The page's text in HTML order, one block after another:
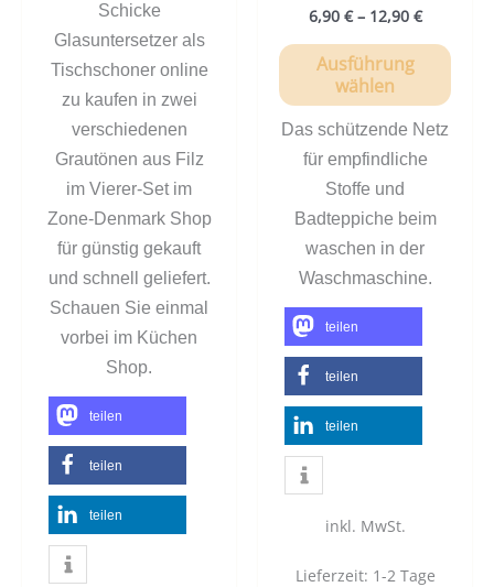
Schicke
Glasuntersetzer als
Tischschoner online
zu kaufen in zwei
verschiedenen
Grautönen aus Filz
im Vierer-Set im
Zone-Denmark Shop
für günstig gekauft
und schnell geliefert.
Schauen Sie einmal
vorbei im Küchen
Shop.
teilen
teilen
teilen
6,90 €– 12,90 €
Ausführung
wählen
Das schützende Netz
für empfindliche
Stoffe und
Badteppiche beim
waschen in der
Waschmaschine.
teilen
teilen
teilen
inkl. MwSt.
Lieferzeit: 1-2 Tage